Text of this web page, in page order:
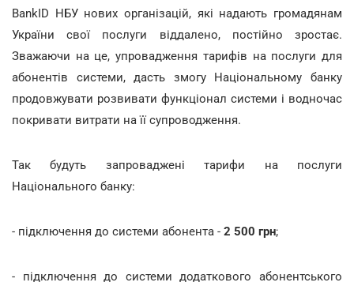
BankID НБУ нових організацій, які надають громадянам
України свої послуги віддалено, постійно зростає.
Зважаючи на це, упровадження тарифів на послуги для
абонентів системи, дасть змогу Національному банку
продовжувати розвивати функціонал системи і водночас
покривати витрати на її супроводження.
Так будуть запроваджені тарифи на послуги
Національного банку:
- підключення до системи абонента - 2 500 грн;
- підключення до системи додаткового абонентського